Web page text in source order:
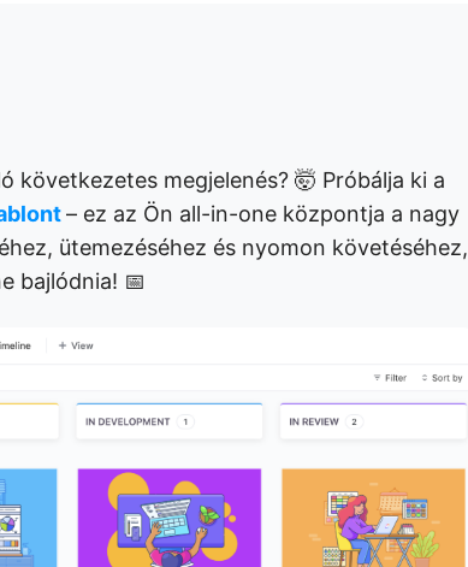
következetes megjelenés? 🤯 Próbálja ki a
– ez az Ön all-in-one központja a nagy
ütemezéséhez és nyomon követéséhez,
bajlódnia! 📅